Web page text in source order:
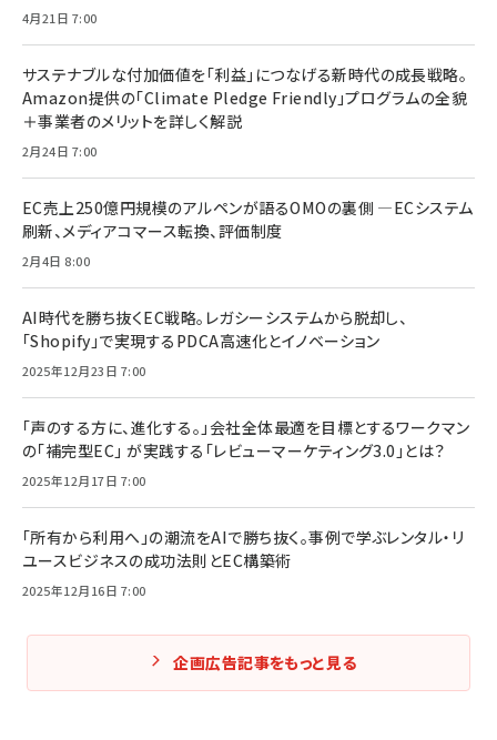
4月21日 7:00
サステナブルな付加価値を「利益」につなげる新時代の成長戦略。
Amazon提供の「Climate Pledge Friendly」プログラムの全貌
＋事業者のメリットを詳しく解説
2月24日 7:00
EC売上250億円規模のアルペンが語るOMOの裏側 ―ECシステム
刷新、メディアコマース転換、評価制度
2月4日 8:00
AI時代を勝ち抜くEC戦略。レガシーシステムから脱却し、
「Shopify」で実現するPDCA高速化とイノベーション
2025年12月23日 7:00
「声のする方に、進化する。」会社全体最適を目標とするワークマン
の「補完型EC」 が実践する「レビューマーケティング3.0」とは？
2025年12月17日 7:00
「所有から利用へ」の潮流をAIで勝ち抜く。事例で学ぶレンタル・リ
ユースビジネスの成功法則とEC構築術
2025年12月16日 7:00
企画広告記事をもっと見る